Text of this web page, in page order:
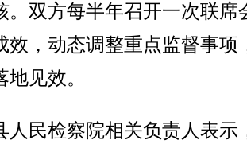
。双方每半年召开一次联席
效，动态调整重点监督事项
见效。
民检察院相关负责人表示